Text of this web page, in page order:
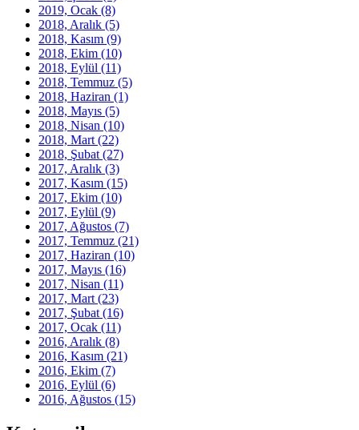
2019, Ocak (8)
2018, Aralık (5)
2018, Kasım (9)
2018, Ekim (10)
2018, Eylül (11)
2018, Temmuz (5)
2018, Haziran (1)
2018, Mayıs (5)
2018, Nisan (10)
2018, Mart (22)
2018, Şubat (27)
2017, Aralık (3)
2017, Kasım (15)
2017, Ekim (10)
2017, Eylül (9)
2017, Ağustos (7)
2017, Temmuz (21)
2017, Haziran (10)
2017, Mayıs (16)
2017, Nisan (11)
2017, Mart (23)
2017, Şubat (16)
2017, Ocak (11)
2016, Aralık (8)
2016, Kasım (21)
2016, Ekim (7)
2016, Eylül (6)
2016, Ağustos (15)